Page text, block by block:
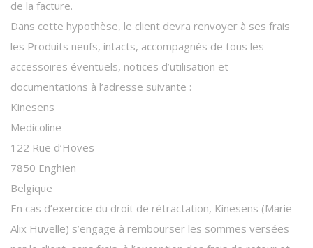
de la facture.
Dans cette hypothèse, le client devra renvoyer à ses frais
les Produits neufs, intacts, accompagnés de tous les
accessoires éventuels, notices d’utilisation et
documentations à l’adresse suivante :
Kinesens
Medicoline
122 Rue d’Hoves
7850 Enghien
Belgique
En cas d’exercice du droit de rétractation, Kinesens (Marie-
Alix Huvelle) s’engage à rembourser les sommes versées